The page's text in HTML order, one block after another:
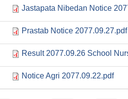
Jastapata Nibedan Notice
Prastab Notice 2077.09.27.pdf
Result 2077.09.26 School
Notice Agri 2077.09.22.pdf